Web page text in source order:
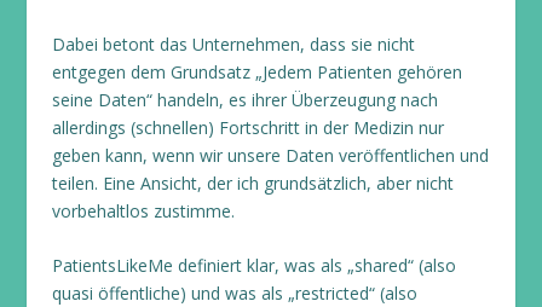
Dabei betont das Unternehmen, dass sie nicht
entgegen dem Grundsatz „Jedem Patienten gehören
seine Daten“ handeln, es ihrer Überzeugung nach
allerdings (schnellen) Fortschritt in der Medizin nur
geben kann, wenn wir unsere Daten veröffentlichen und
teilen. Eine Ansicht, der ich grundsätzlich, aber nicht
vorbehaltlos zustimme.
PatientsLikeMe definiert klar, was als „shared“ (also
quasi öffentliche) und was als „restricted“ (also